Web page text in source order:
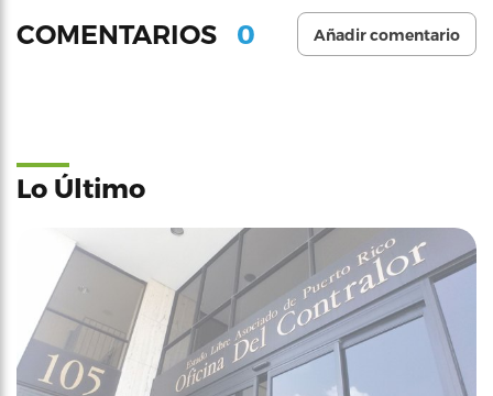
COMENTARIOS 0 Añadir comentario
Lo Último